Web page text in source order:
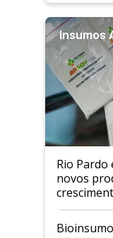
Insumos
Rio Pardo
novos